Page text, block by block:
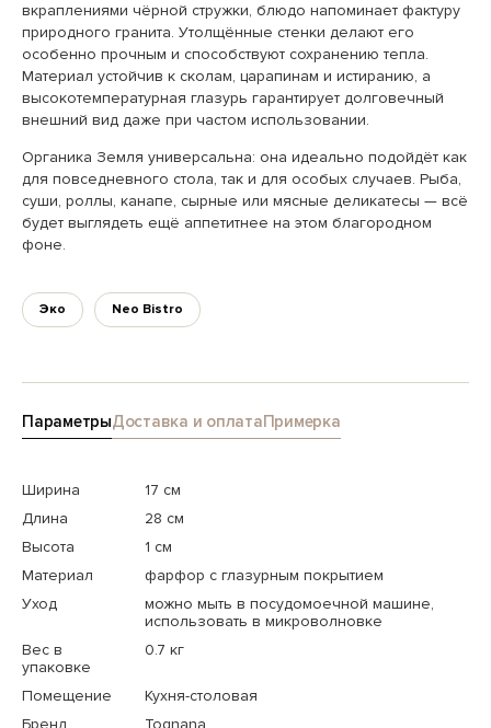
вкраплениями чёрной стружки, блюдо напоминает фактуру
природного гранита. Утолщённые стенки делают его
особенно прочным и способствуют сохранению тепла.
Материал устойчив к сколам, царапинам и истиранию, а
высокотемпературная глазурь гарантирует долговечный
внешний вид даже при частом использовании.
Органика Земля универсальна: она идеально подойдёт как
для повседневного стола, так и для особых случаев. Рыба,
суши, роллы, канапе, сырные или мясные деликатесы — всё
будет выглядеть ещё аппетитнее на этом благородном
фоне.
Эко Neo Bistro
ПараметрыДоставка и оплатаПримерка
Ширина
17 см
Длина
28 см
Высота
1 см
Материал
фарфор с глазурным покрытием
Уход
можно мыть в посудомоечной машине,
использовать в микроволновке
Вес в
упаковке
0.7 кг
Помещение
Кухня-столовая
Бренд
Tognana